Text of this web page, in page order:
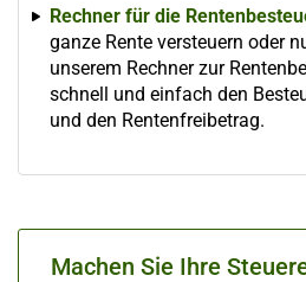
Rechner für die
ganze Rente versteuern oder
unserem Rechner zur
schnell und einfach den
und den Rentenfreibetrag.
Machen Sie Ihre